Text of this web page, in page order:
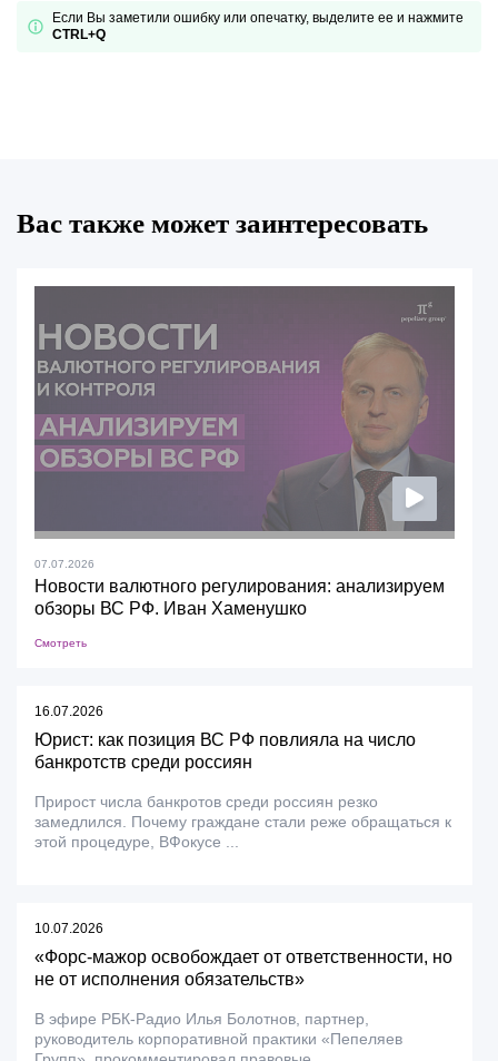
Если Вы заметили ошибку или опечатку, выделите ее и нажмите
CTRL+Q
Вас также может заинтересовать
07.07.2026
Новости валютного регулирования: анализируем
обзоры ВС РФ. Иван Хаменушко
Смотреть
16.07.2026
Юрист: как позиция ВС РФ повлияла на число
банкротств среди россиян
Прирост числа банкротов среди россиян резко
замедлился. Почему граждане стали реже обращаться к
этой процедуре, ВФокусе ...
10.07.2026
«Форс-мажор освобождает от ответственности, но
не от исполнения обязательств»
В эфире РБК-Радио Илья Болотнов, партнер,
руководитель корпоративной практики «Пепеляев